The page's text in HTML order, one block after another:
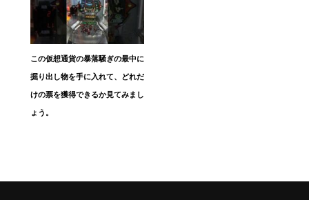
この仮想通貨の暴落騒ぎの最中に
掘り出し物を手に入れて、どれだ
けの票を獲得できるか見てみまし
ょう。